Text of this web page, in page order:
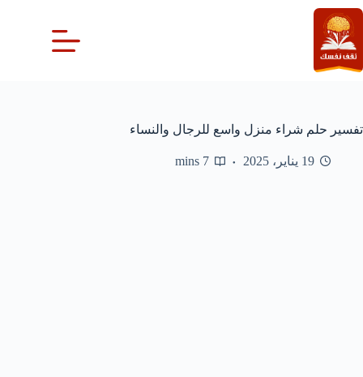
التجاوز
إلى
المحتوى
تفسير حلم شراء منزل واسع للرجال والنساء
19 يناير، 2025 7 mins